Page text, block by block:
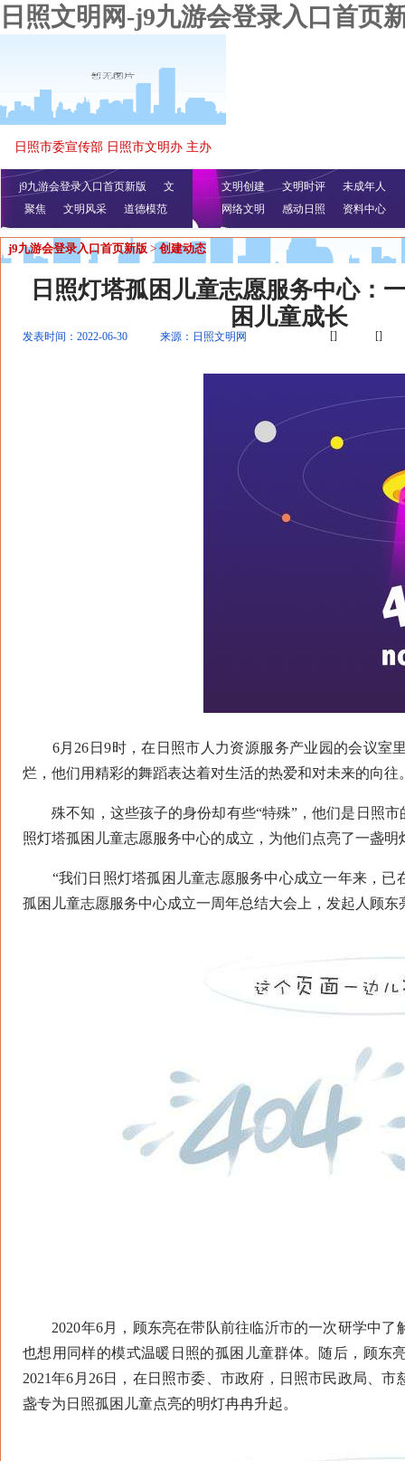
日照文明网-j9九游会登录入口首页
日照市委宣传部 日照市文明办 主办
j9九游会登录入口首页新版
文
明播报
公益视频
聚焦 文明风采 道德模范
文明创建 文明时评
未成年人
网络文明
感动日照 资料中心
j9九游会登录入口首页新版 > 创建动态
日照灯塔孤困儿童志愿服务中心：
困儿童成长
发表时间：2022-06-30 来源：日照文明网 [] []
6月26日9时，在日照市人力资源服务产业园的会议室
烂，他们用精彩的舞蹈表达着对生活的热爱和对未来的向
殊不知，这些孩子的身份却有些“特殊”，他们是日照市
照灯塔孤困儿童志愿服务中心的成立，为他们点亮了一盏明
“我们日照灯塔孤困儿童志愿服务中心成立一年来，已
孤困儿童志愿服务中心成立一周年总结大会上，发起人顾东
2020年6月，顾东亮在带队前往临沂市的一次研学中了
也想用同样的模式温暖日照的孤困儿童群体。随后，顾东
2021年6月26日，在日照市委、市政府，日照市民政局、
盏专为日照孤困儿童点亮的明灯冉冉升起。